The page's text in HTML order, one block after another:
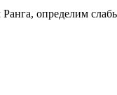
определим